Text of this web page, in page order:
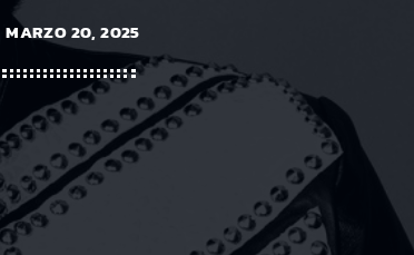
MARZO 20, 2025